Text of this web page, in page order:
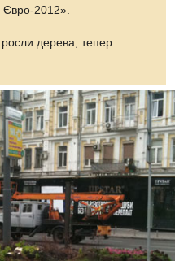
Євро-2012».
дерева, тепер